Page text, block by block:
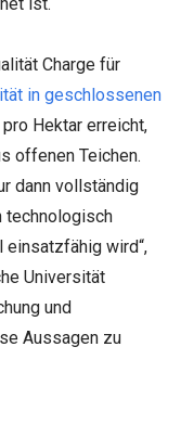
ist.
Charge für
in geschlossenen
Hektar erreicht,
offenen Teichen.
dann vollständig
technologisch
einsatzfähig wird“,
Universität
und
Aussagen zu